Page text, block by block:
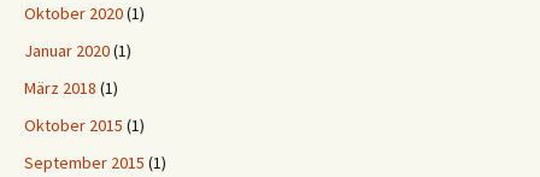
Oktober 2020(1)
Januar 2020(1)
März 2018 (1)
Oktober 2015 (1)
September 2015 (1)